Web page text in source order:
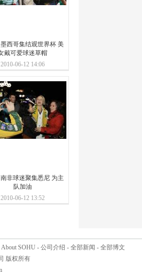
西哥集结观世界杯 美
戴可爱球迷草帽
2010-06-12 14:06
非球迷聚集悉尼 为主
队加油
2010-06-12 13:52
About SOHU- 公司介绍 - 全部新闻 - 全部博文
版权所有